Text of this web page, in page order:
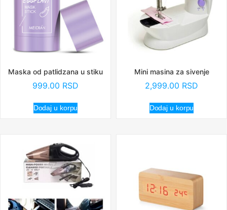
Maska od patlidzana u stiku
999.00 RSD
Dodaj u korpu
Mini masina za sivenje
2,999.00 RSD
Dodaj u korpu